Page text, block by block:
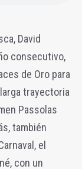
David
consecutivo,
de Oro para
trayectoria
Passolas
también
el
con un